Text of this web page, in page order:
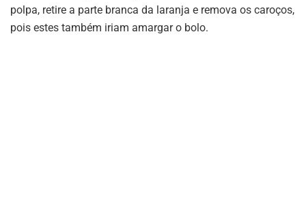
polpa, retire a parte branca da laranja e remova os caroços,
pois estes também iriam amargar o bolo.